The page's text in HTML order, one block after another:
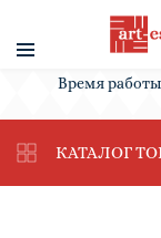
Время
КАТАЛОГ